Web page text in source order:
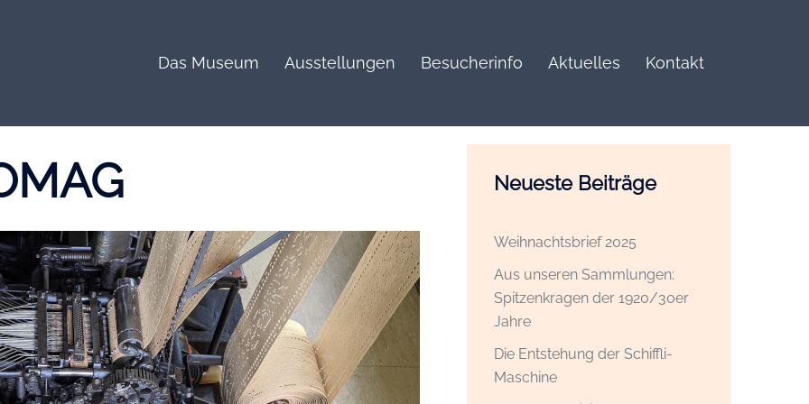
Das Museum Ausstellungen Besucherinfo Aktuelles Kontakt
Neueste Beiträge
Weihnachtsbrief 2025
Aus unseren Sammlungen:
Spitzenkragen der 1920/30er
Jahre
Die Entstehung der Schiffli-
Maschine